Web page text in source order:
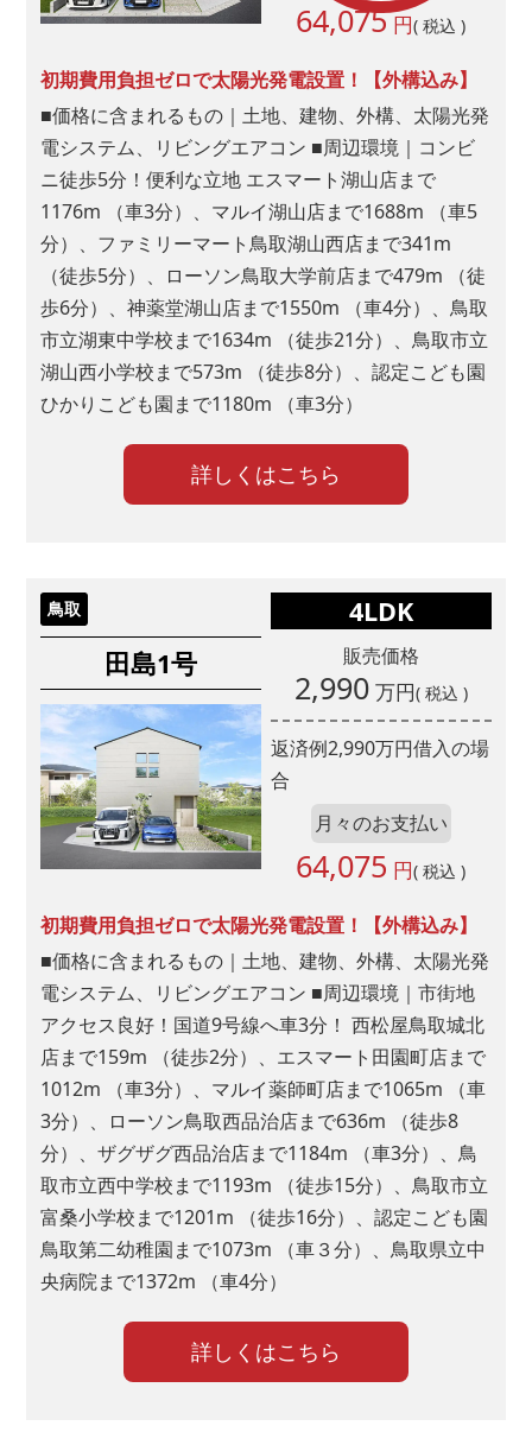
64,075 円( 税込 )
初期費用負担ゼロで太陽光発電設置！【外構込み】
■価格に含まれるもの｜土地、建物、外構、太陽光発
電システム、リビングエアコン ■周辺環境｜コンビ
ニ徒歩5分！便利な立地 エスマート湖山店まで
1176m （車3分）、マルイ湖山店まで1688m （車5
分）、ファミリーマート鳥取湖山西店まで341m
（徒歩5分）、ローソン鳥取大学前店まで479m （徒
歩6分）、神薬堂湖山店まで1550m （車4分）、鳥取
市立湖東中学校まで1634m （徒歩21分）、鳥取市立
湖山西小学校まで573m （徒歩8分）、認定こども園
ひかりこども園まで1180m （車3分）
詳しくはこちら
鳥取
田島1号
4LDK
販売価格
2,990万円( 税込 )
返済例2,990万円借入の場
合
月々のお支払い
64,075 円( 税込 )
初期費用負担ゼロで太陽光発電設置！【外構込み】
■価格に含まれるもの｜土地、建物、外構、太陽光発
電システム、リビングエアコン ■周辺環境｜市街地
アクセス良好！国道9号線へ車3分！ 西松屋鳥取城北
店まで159m （徒歩2分）、エスマート田園町店まで
1012m （車3分）、マルイ薬師町店まで1065m （車
3分）、ローソン鳥取西品治店まで636m （徒歩8
分）、ザグザグ西品治店まで1184m （車3分）、鳥
取市立西中学校まで1193m （徒歩15分）、鳥取市立
富桑小学校まで1201m （徒歩16分）、認定こども園
鳥取第二幼稚園まで1073m （車３分）、鳥取県立中
央病院まで1372m （車4分）
詳しくはこちら
■問１.アート建工グループのホームページはご覧に
なりましたか?(複数回答可)
アート建工
トコスホーム
マチリブ
山陰ライフ
ココスム
■問２.アート建工グループへのご来場は初めてです